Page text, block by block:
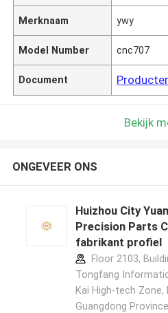
Merknaam ywy
Model Number cnc707
Document
Bekijk
ONGEVEER ONS
Huizhou City
Precision Parts
fabrikant profiel
Floor 2103,
Tongfang
Kai High-tech Zone,
Guangdong